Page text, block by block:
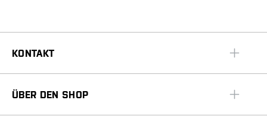
KONTAKT
ÜBER DEN SHOP